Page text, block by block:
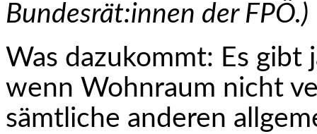
Bundesrät:innen der FPÖ.)
Was dazukommt: Es gibt
wenn Wohnraum nicht
sämtliche anderen